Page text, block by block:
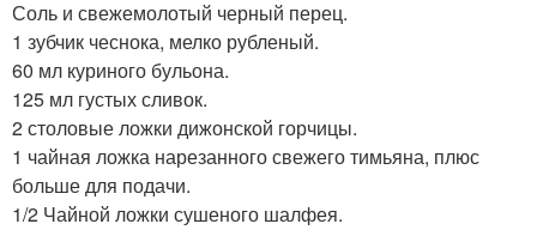
Соль и свежемолотый черный перец.
1 зубчик чеснока, мелко рубленый.
60 мл куриного бульона.
125 мл густых сливок.
2 столовые ложки дижонской горчицы.
1 чайная ложка нарезанного свежего тимьяна, плюс
больше для подачи.
1/2 Чайной ложки сушеного шалфея.